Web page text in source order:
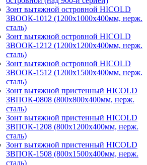
Зонт вытяжной островной HICOLD
ЗВООК-1012 (1200х1000х400мм, нерж.
сталь)
Зонт вытяжной островной HICOLD
ЗВООК-1212 (1200x1200x400мм, нерж.
сталь)
Зонт вытяжной островной HICOLD
ЗВООК-1512 (1200х1500х400мм, нерж.
сталь)
Зонт вытяжной пристенный HICOLD
ЗВПОК-0808 (800х800х400мм, нерж.
сталь)
Зонт вытяжной пристенный HICOLD
ЗВПОК-1208 (800х1200х400мм, нерж.
сталь)
Зонт вытяжной пристенный HICOLD
ЗВПОК-1508 (800х1500х400мм, нерж.
сталь)